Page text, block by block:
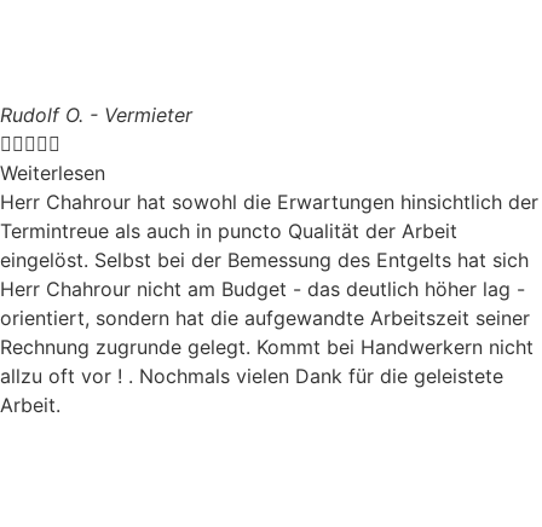
Rudolf O. - Vermieter

Weiterlesen
Herr Chahrour hat sowohl die Erwartungen hinsichtlich der
Termintreue als auch in puncto Qualität der Arbeit
eingelöst. Selbst bei der Bemessung des Entgelts hat sich
Herr Chahrour nicht am Budget - das deutlich höher lag -
orientiert, sondern hat die aufgewandte Arbeitszeit seiner
Rechnung zugrunde gelegt. Kommt bei Handwerkern nicht
allzu oft vor ! . Nochmals vielen Dank für die geleistete
Arbeit.